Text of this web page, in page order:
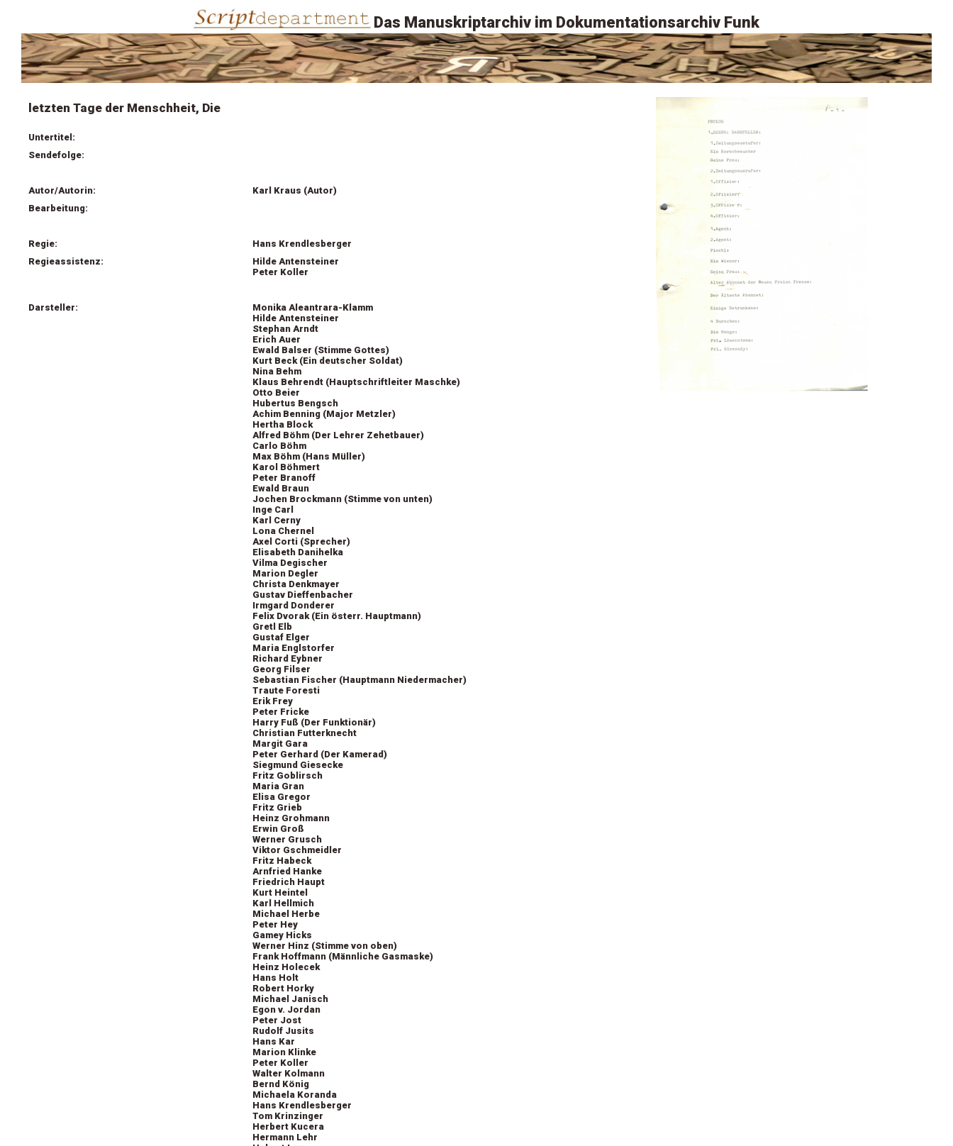
Das Manuskriptarchiv im Dokumentationsarchiv Funk
letzten Tage der Menschheit, Die
Untertitel:
Sendefolge:
Autor/Autorin:
Karl Kraus (Autor)
Bearbeitung:
Regie:
Hans Krendlesberger
Regieassistenz:
Hilde Antensteiner
Peter Koller
Darsteller:
Monika Aleantrara-Klamm
Hilde Antensteiner
Stephan Arndt
Erich Auer
Ewald Balser (Stimme Gottes)
Kurt Beck (Ein deutscher Soldat)
Nina Behm
Klaus Behrendt (Hauptschriftleiter Maschke)
Otto Beier
Hubertus Bengsch
Achim Benning (Major Metzler)
Hertha Block
Alfred Böhm (Der Lehrer Zehetbauer)
Carlo Böhm
Max Böhm (Hans Müller)
Karol Böhmert
Peter Branoff
Ewald Braun
Jochen Brockmann (Stimme von unten)
Inge Carl
Karl Cerny
Lona Chernel
Axel Corti (Sprecher)
Elisabeth Danihelka
Vilma Degischer
Marion Degler
Christa Denkmayer
Gustav Dieffenbacher
Irmgard Donderer
Felix Dvorak (Ein österr. Hauptmann)
Gretl Elb
Gustaf Elger
Maria Englstorfer
Richard Eybner
Georg Filser
Sebastian Fischer (Hauptmann Niedermacher)
Traute Foresti
Erik Frey
Peter Fricke
Harry Fuß (Der Funktionär)
Christian Futterknecht
Margit Gara
Peter Gerhard (Der Kamerad)
Siegmund Giesecke
Fritz Goblirsch
Maria Gran
Elisa Gregor
Fritz Grieb
Heinz Grohmann
Erwin Groß
Werner Grusch
Viktor Gschmeidler
Fritz Habeck
Arnfried Hanke
Friedrich Haupt
Kurt Heintel
Karl Hellmich
Michael Herbe
Peter Hey
Gamey Hicks
Werner Hinz (Stimme von oben)
Frank Hoffmann (Männliche Gasmaske)
Heinz Holecek
Hans Holt
Robert Horky
Michael Janisch
Egon v. Jordan
Peter Jost
Rudolf Jusits
Hans Kar
Marion Klinke
Peter Koller
Walter Kolmann
Bernd König
Michaela Koranda
Hans Krendlesberger
Tom Krinzinger
Herbert Kucera
Hermann Lehr